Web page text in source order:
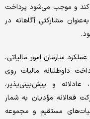
و موجب می‌شود پرداخت
مشارکتی آگاهانه در
سازمان امور مالیاتی،
داوطلبانه مالیات روی
عادلانه و پیش‌بینی‌پذیر،
فعالانه مؤدیان به شمار
(۱۰۰) قانون مالیات‌های مستقیم و مجموعه